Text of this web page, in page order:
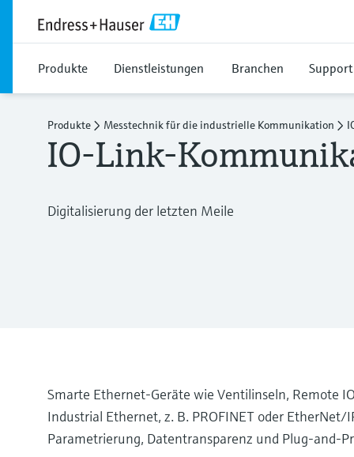
Produkte Dienstleistungen Branchen Support
Produkte Messtechnik für die industrielle Kommunikation
IO-Link-
Digitalisierung der letzten Meile
Smarte Ethernet-Geräte wie Ventilinseln, Remote
Industrial Ethernet, z. B. PROFINET oder
Parametrierung, Datentransparenz und Plug-and-